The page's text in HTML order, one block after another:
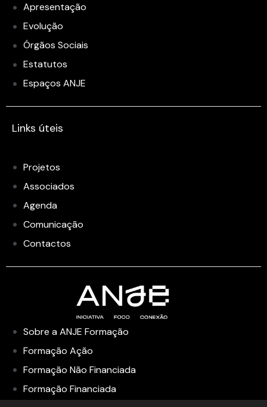
Apresentação
Evolução
Órgãos Sociais
Estatutos
Espaços ANJE
Links úteis
Projetos
Associados
Agenda
Comunicação
Contactos
Sobre a ANJE Formação
Formação Ação
Formação Não Financiada
Formação Financiada